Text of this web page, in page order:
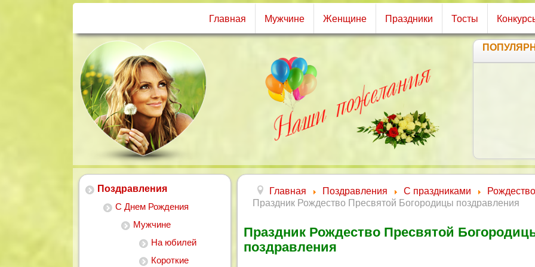
Главная Мужчине Женщине Праздники Тосты
Поздравления
С Днем Рождения
Мужчине
На юбилей
Короткие
Главная Поздравления С праздниками
Рождество
Праздник Рождество Пресвятой Богородицы поздравления
Праздник Рождество Пресвятой
поздравления